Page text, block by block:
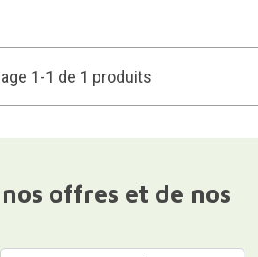
1-1 de 1 produits
offres et de nos